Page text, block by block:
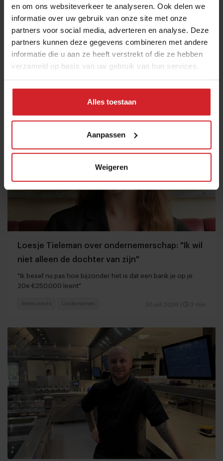
en om ons websiteverkeer te analyseren. Ook delen we
informatie over uw gebruik van onze site met onze
partners voor social media, adverteren en analyse. Deze
partners kunnen deze gegevens combineren met andere
informatie die u aan ze heeft verstrekt of die ze hebben
verzameld op basis van uw gebruik van hun services.
Alles toestaan
Aanpassen
Weigeren
Aanbiedingen en prijzen bepalen de hotelkeuze
van de gast
Meer zakennieuws: Bierverkoop daalt - Hanos neemt Jansen
Foodservice over
Loesje Tieleman over ondernemerschap: "Ik wil
niet alleen de dochter van zijn"
"Ik besef nu pas hoe bijzonder het is dat een bank je op je
20e €250.000 leent"
30 juli 2026 3 min
Restaurants Ondernemen